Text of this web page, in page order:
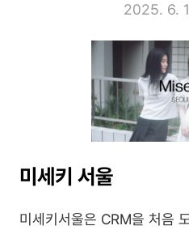
2025. 6.
미세키 서울
미세키서울은 CRM을 처음